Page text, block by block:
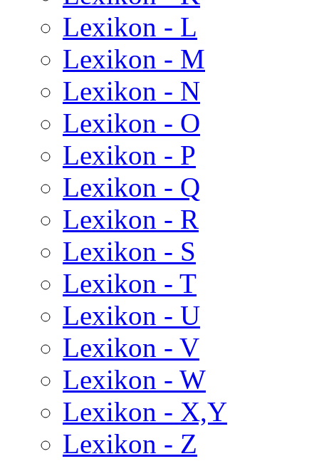
Lexikon - L
Lexikon - M
Lexikon - N
Lexikon - O
Lexikon - P
Lexikon - Q
Lexikon - R
Lexikon - S
Lexikon - T
Lexikon - U
Lexikon - V
Lexikon - W
Lexikon - X,Y
Lexikon - Z